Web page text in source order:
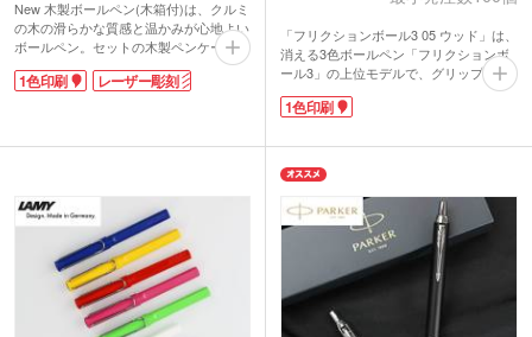
New 木製ボールペン(木箱付)は、クルミ
の木の滑らかな質感と温かみが心地よい
ボールペン。セットの木製ペンケース
は、開けるときにペンがせり上がるギミ
ック付き。まるで宝箱を開けるようなわ
能です。企業の周年記念や学校の卒業記
念品にぴったりです。
1色印刷 レーザー彫刻
「フリクションボール3 05 ウッド」は、
消える3色ボールペン「フリクションボ
ール3」の上位モデルで、グリップ部分
に、カバ材を使用しており、木の質感が
そのまま楽しめます。ほどよい重みと美
にぴったりの逸品。
インク色は黒・赤・青で、ペン先は細か
い文字が書ける0.5mmの極細タイプで
す。通常の多色用フリクション替え芯を
入れ替えられますので、長く愛用できる
ボールペンになります。
動画提供 : パイロット公式 YouTubeチャ
ンネル
1色印刷